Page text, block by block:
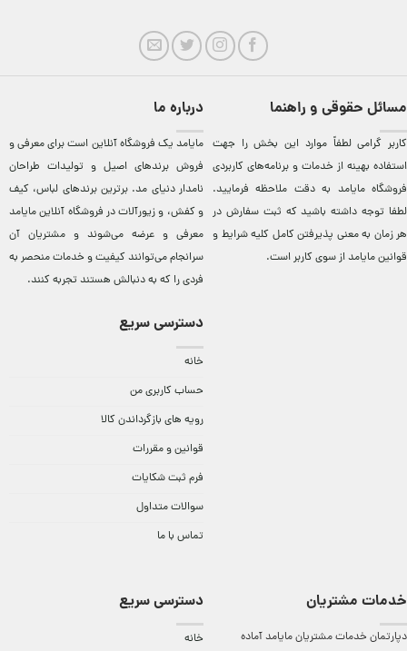
مسائل حقوقی و راهنما
کاربر گرامی لطفاً موارد این بخش را جهت
استفاده بهینه از خدمات و برنامه‌‏های کاربردی
فروشگاه مایامد به دقت ملاحظه فرمایید.
لطفا توجه داشته باشید که ثبت سفارش در
هر زمان به معنی پذیرفتن کامل کلیهشرایط و
قوانین مایامداز سوی کاربر است.
درباره ما
مایامد يک فروشگاه آنلاين است برای معرفی و
فروش برندهای اصيل و توليدات طراحان
نامدار دنيای مد. برترين‌ برندهای لباس، کيف
و کفش، و زيورآلات در فروشگاه آنلاين مایامد
معرفی و عرضه می‌شوند و مشتريان آن
سرانجام می‌توانند کيفيت و خدمات منحصر به
فردی را که به دنبالش هستند تجربه کنند.
دسترسی سریع
خانه
حساب کاربری من
رویه های بازگرداندن کالا
قوانین و مقررات
فرم ثبت شکایات
سوالات متداول
تماس با ما
خدمات مشتریان
دپارتمان خدمات مشتریان مایامد آماده
دسترسی سریع
خانه